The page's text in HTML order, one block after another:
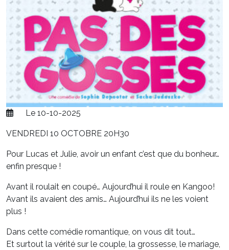
Le 10-10-2025
VENDREDI 10 OCTOBRE 20H30
Pour Lucas et Julie, avoir un enfant c’est que du bonheur…
enfin presque !
Avant il roulait en coupé… Aujourd’hui il roule en Kangoo!
Avant ils avaient des amis… Aujourd’hui ils ne les voient
plus !
Dans cette comédie romantique, on vous dit tout…
Et surtout la vérité sur le couple, la grossesse, le mariage,